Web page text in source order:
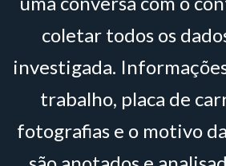
coletar todos os
investigada.
trabalho, placa de
fotografias e o motivo